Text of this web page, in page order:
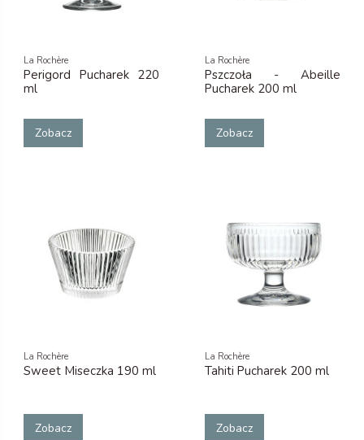
La Rochère
Perigord Pucharek 220
ml
Zobacz
La Rochère
Pszczoła - Abeille
Pucharek 200 ml
Zobacz
La Rochère
Sweet Miseczka 190 ml
Zobacz
La Rochère
Tahiti Pucharek 200 ml
Zobacz